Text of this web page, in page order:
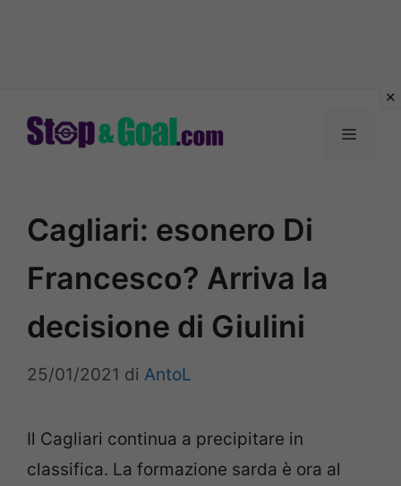
Menu
Cagliari: esonero Di
Francesco? Arriva la
decisione di Giulini
25/01/2021 di AntoL
Il Cagliari continua a precipitare in
classifica. La formazione sarda è ora al